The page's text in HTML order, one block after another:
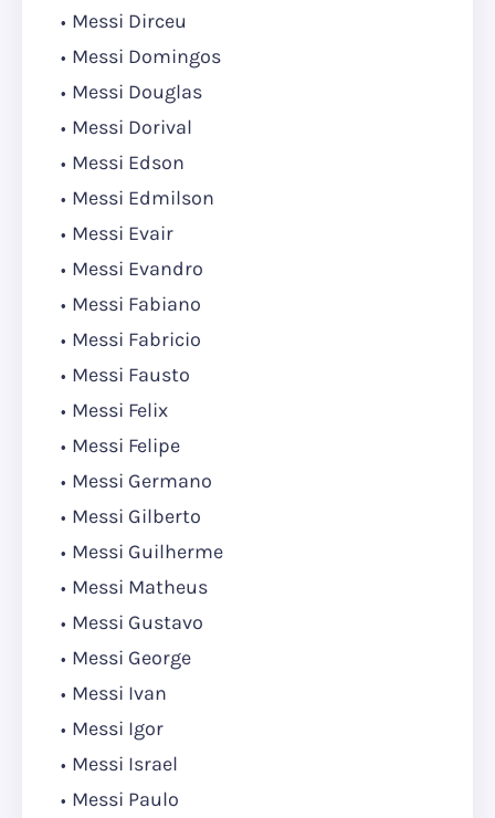
Messi Dirceu
Messi Domingos
Messi Douglas
Messi Dorival
Messi Edson
Messi Edmilson
Messi Evair
Messi Evandro
Messi Fabiano
Messi Fabricio
Messi Fausto
Messi Felix
Messi Felipe
Messi Germano
Messi Gilberto
Messi Guilherme
Messi Matheus
Messi Gustavo
Messi George
Messi Ivan
Messi Igor
Messi Israel
Messi Paulo